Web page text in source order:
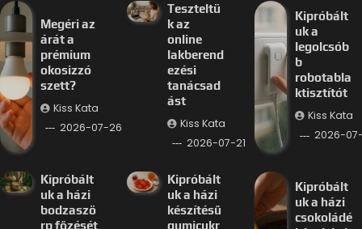
Megéri az
árát a
prémium
okosizzó
szett?
Kiss Kata
2026-07-26
Teszteltü
k az
online
lakberend
ezési
tanácsad
ást
Kiss Kata
2026-07-21
Kipróbált
uk a
legolcsób
b
robotabla
ktisztítót
Kiss Kata
2026-
Kipróbált
uk a házi
bodzaszö
rp főzését
Kipróbált
uk a házi
készítésű
gumicukr
Kipróbált
uk a házi
csokoládé